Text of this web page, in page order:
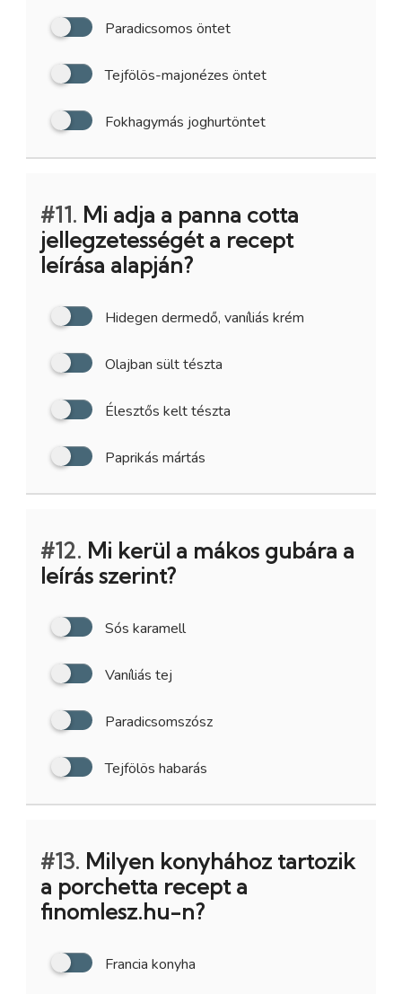
Paradicsomos öntet
Tejfölös-majonézes öntet
Fokhagymás joghurtöntet
#11. Mi adja a panna cotta
jellegzetességét a recept
leírása alapján?
Hidegen dermedő, vaníliás krém
Olajban sült tészta
Élesztős kelt tészta
Paprikás mártás
#12. Mi kerül a mákos gubára a
leírás szerint?
Sós karamell
Vaníliás tej
Paradicsomszósz
Tejfölös habarás
#13. Milyen konyhához tartozik
a porchetta recept a
finomlesz.hu-n?
Francia konyha